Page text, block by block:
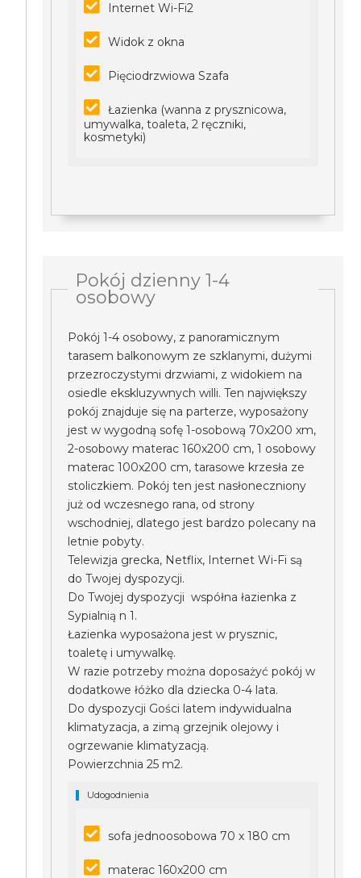
Internet Wi-Fi2
Widok z okna
Pięciodrzwiowa Szafa
Łazienka (wanna z prysznicowa,
umywalka, toaleta, 2 ręczniki,
kosmetyki)
Pokój dzienny 1-4
osobowy
Pokój 1-4 osobowy, z panoramicznym
tarasem balkonowym ze szklanymi, dużymi
przezroczystymi drzwiami, z widokiem na
osiedle ekskluzywnych willi. Ten największy
pokój znajduje się na parterze, wyposażony
jest w wygodną sofę 1-osobową 70x200 xm,
2-osobowy materac 160x200 cm, 1 osobowy
materac 100x200 cm, tarasowe krzesła ze
stoliczkiem. Pokój ten jest nasłoneczniony
już od wczesnego rana, od strony
wschodniej, dlatego jest bardzo polecany na
letnie pobyty.
Telewizja grecka, Netflix, Internet Wi-Fi są
do Twojej dyspozycji.
Do Twojej dyspozycji współna łazienka z
Sypialnią n 1.
Łazienka wyposażona jest w prysznic,
toaletę i umywalkę.
W razie potrzeby można doposażyć pokój w
dodatkowe łóżko dla dziecka 0-4 lata.
Do dyspozycji Gości latem indywidualna
klimatyzacja, a zimą grzejnik olejowy i
ogrzewanie klimatyzacją.
Powierzchnia 25 m2.
Udogodnienia
sofa jednoosobowa 70 x 180 cm
materac 160x200 cm